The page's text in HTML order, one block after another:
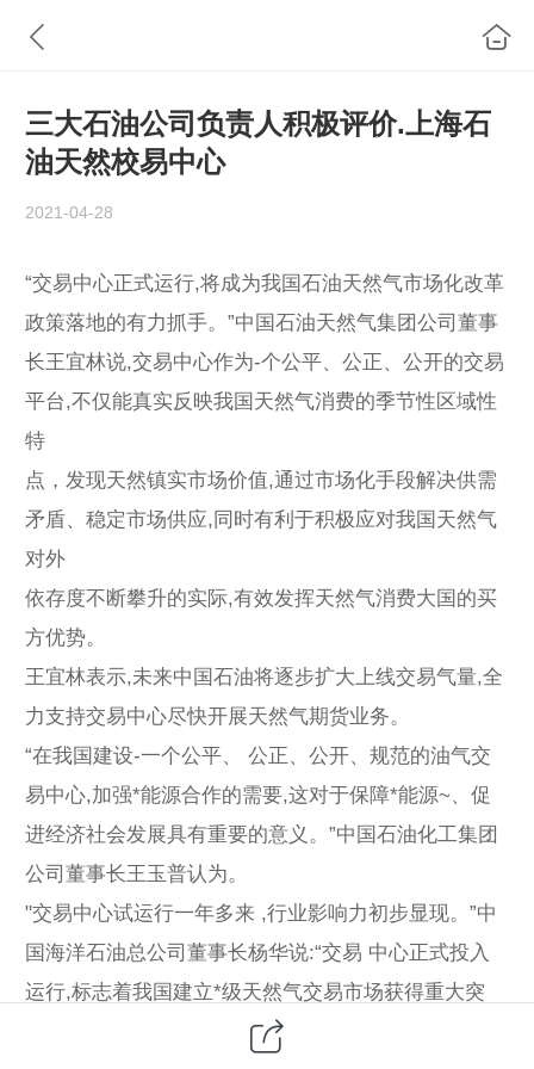
三大石油公司负责人积极评价.上海石
油天然校易中心
2021-04-28
“交易中心正式运行,将成为我国石油天然气市场化改革
政策落地的有力抓手。”中国石油天然气集团公司董事
长王宜林说,交易中心作为-个公平、公正、公开的交易
平台,不仅能真实反映我国天然气消费的季节性区域性
特
点，发现天然镇实市场价值,通过市场化手段解决供需
矛盾、稳定市场供应,同时有利于积极应对我国天然气
对外
依存度不断攀升的实际,有效发挥天然气消费大国的买
方优势。
王宜林表示,未来中国石油将逐步扩大上线交易气量,全
力支持交易中心尽快开展天然气期货业务。
“在我国建设-一个公平、 公正、公开、规范的油气交
易中心,加强*能源合作的需要,这对于保障*能源~、促
进经济社会发展具有重要的意义。”中国石油化工集团
公司董事长王玉普认为。
"交易中心试运行一年多来 ,行业影响力初步显现。”中
国海洋石油总公司董事长杨华说:“交易 中心正式投入
运行,标志着我国建立*级天然气交易市场获得重大突